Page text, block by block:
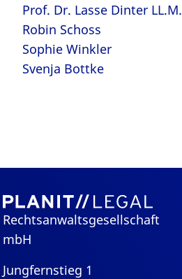
Prof. Dr. Lasse Dinter LL.M.
Robin Schoss
Sophie Winkler
Svenja Bottke
Rechtsanwaltsgesellschaft
mbH
Jungfernstieg 1